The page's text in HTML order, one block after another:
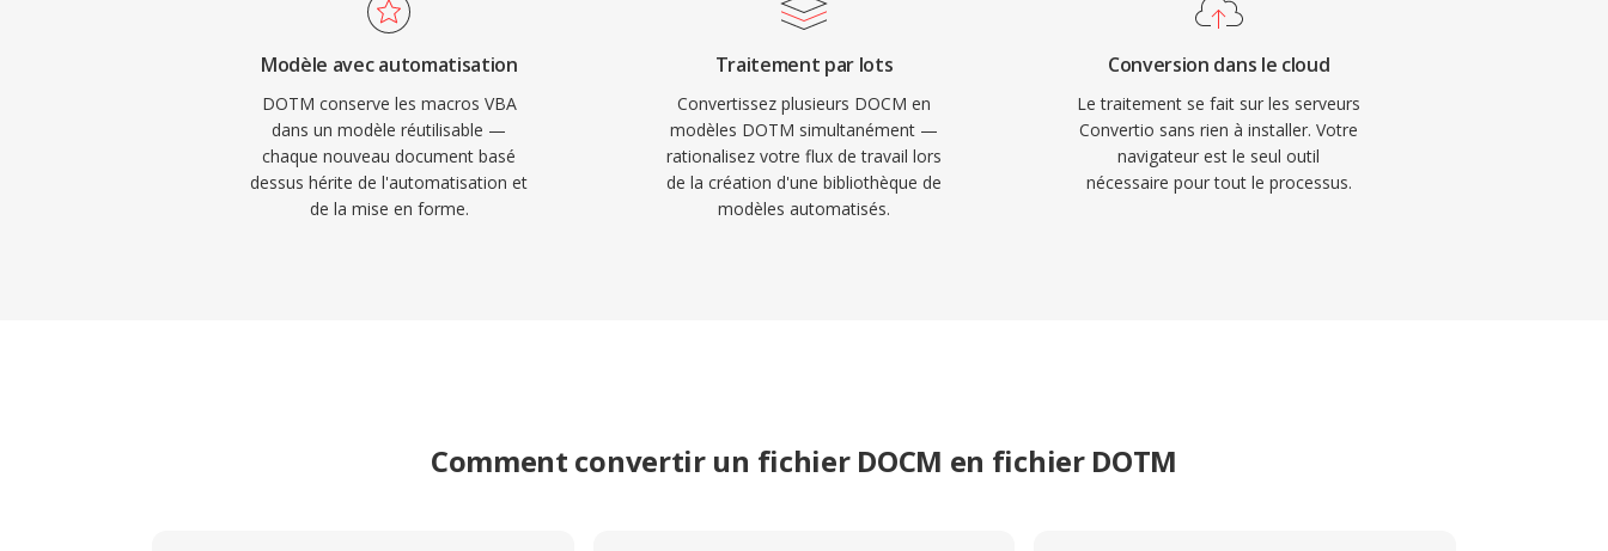
Modèle avec automatisation
DOTM conserve les macros VBA
dans un modèle réutilisable —
chaque nouveau document basé
dessus hérite de l'automatisation et
de la mise en forme.
Traitement par lots
Convertissez plusieurs DOCM en
modèles DOTM simultanément —
rationalisez votre flux de travail lors
de la création d'une bibliothèque de
modèles automatisés.
Conversion dans le cloud
Le traitement se fait sur les serveurs
Convertio sans rien à installer. Votre
navigateur est le seul outil
nécessaire pour tout le processus.
Comment convertir un fichier DOCM en fichier DOTM